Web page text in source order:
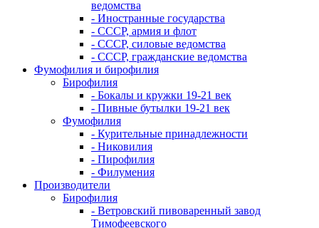
ведомства
- Иностранные государства
- СССР, армия и флот
- СССР, силовые ведомства
- СССР, гражданские ведомства
Фумофилия и бирофилия
Бирофилия
- Бокалы и кружки 19-21 век
- Пивные бутылки 19-21 век
Фумофилия
- Курительные принадлежности
- Никовилия
- Пирофилия
- Филумения
Производители
Бирофилия
- Ветровский пивоваренный завод
Тимофеевского